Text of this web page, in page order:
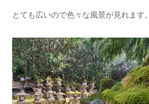
とても広いので色々な風景が見れます。